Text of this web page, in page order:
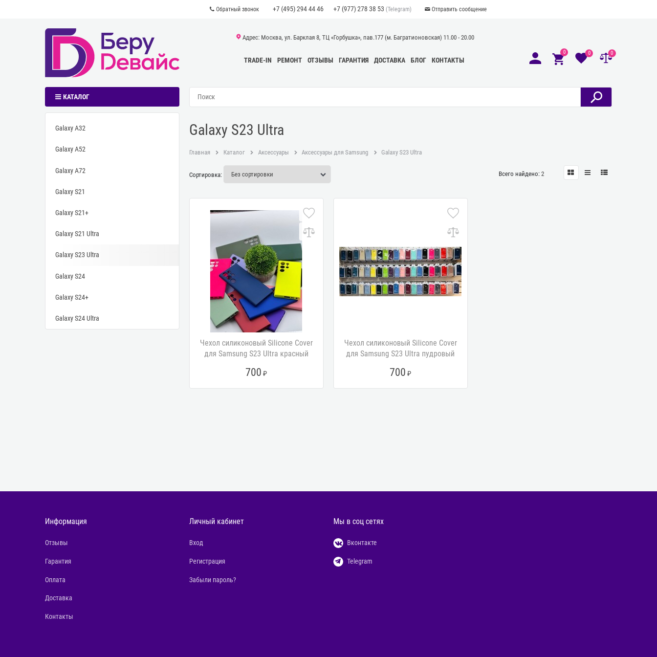
Обратный звонок +7 (495) 294 44 46 +7 (977) 278 38 53 (Telegram) Отправить сообщение
Адрес: Москва, ул. Барклая 8, ТЦ «Горбушка», пав.177 (м. Багратионовская) 11.00 - 20.00
TRADE-IN РЕМОНТ ОТЗЫВЫ ГАРАНТИЯ ДОСТАВКА БЛОГ КОНТАКТЫ
0 0 0
КАТАЛОГ
Galaxy A32
Galaxy A52
Galaxy A72
Galaxy S21
Galaxy S21+
Galaxy S21 Ultra
Galaxy S23 Ultra
Galaxy S24
Galaxy S24+
Galaxy S24 Ultra
Galaxy S23 Ultra
Главная Каталог Аксессуары Аксессуары для Samsung Galaxy S23 Ultra
Сортировка: Всего найдено: 2
Чехол силиконовый Silicone Cover
для Samsung S23 Ultra красный
700
Чехол силиконовый Silicone Cover
для Samsung S23 Ultra пудровый
700
Информация
Отзывы
Гарантия
Оплата
Доставка
Контакты
Личный кабинет
Вход
Регистрация
Забыли пароль?
Мы в соц сетях
Вконтакте
Telegram